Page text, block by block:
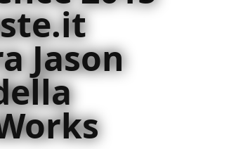
Jason